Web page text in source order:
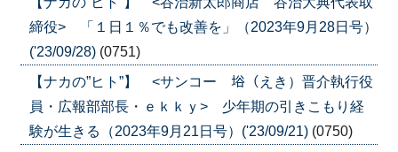
締役> 「１日１％でも改善を」（2023年9月28日号）
('23/09/28) (0751)
【ナカの”ヒト”】 <サンコー 﨏（えき）晋介執行役
員・広報部部長・ｅｋｋｙ> 少年期の引きこもり経
験が生きる（2023年9月21日号）('23/09/21) (0750)